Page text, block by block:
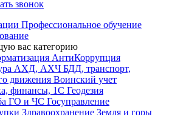
звонок
Профессиональное обучение
вас категорию
АнтиКоррупция
АХД, АХЧ БДД, транспорт,
движения Воинский учет
финансы, 1С Геодезия
ГО и ЧС Госуправление
Здравоохранение Земля и горы